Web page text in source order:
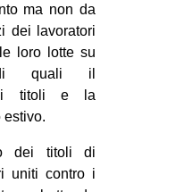
ma non da
dei lavoratori
loro lotte su
quali il
titoli e la
estivo.
dei titoli di
uniti contro i